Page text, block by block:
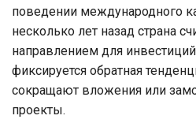
поведении международного
несколько лет назад страна
направлением для
фиксируется обратная
сокращают вложения или
проекты.